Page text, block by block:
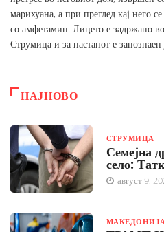
марихуана, а при преглед кај него
со амфетамин. Лицето е задржано
Струмица и за настанот е
НАЈНОВО
СТРУМИЦА
Семејна
село:
август 9,
МАКЕДОНИЈА